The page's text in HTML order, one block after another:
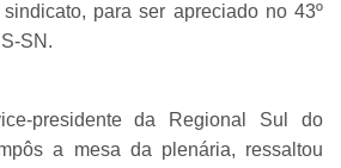
para ser apreciado no 43º
SN.
presidente da Regional Sul do
a mesa da plenária, ressaltou